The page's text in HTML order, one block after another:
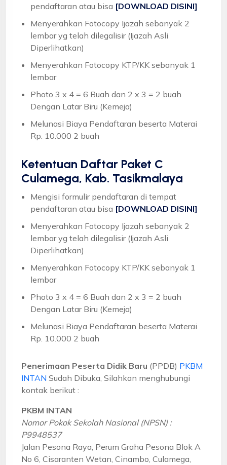
pendaftaran atau bisa [DOWNLOAD DISINI]
Menyerahkan Fotocopy Ijazah sebanyak 2
lembar yg telah dilegalisir (Ijazah Asli
Diperlihatkan)
Menyerahkan Fotocopy KTP/KK sebanyak 1
lembar
Photo 3 x 4 = 6 Buah dan 2 x 3 = 2 buah
Dengan Latar Biru (Kemeja)
Melunasi Biaya Pendaftaran beserta Materai
Rp. 10.000 2 buah
Ketentuan Daftar Paket C
Culamega, Kab. Tasikmalaya
Mengisi formulir pendaftaran di tempat
pendaftaran atau bisa [DOWNLOAD DISINI]
Menyerahkan Fotocopy Ijazah sebanyak 2
lembar yg telah dilegalisir (Ijazah Asli
Diperlihatkan)
Menyerahkan Fotocopy KTP/KK sebanyak 1
lembar
Photo 3 x 4 = 6 Buah dan 2 x 3 = 2 buah
Dengan Latar Biru (Kemeja)
Melunasi Biaya Pendaftaran beserta Materai
Rp. 10.000 2 buah
Penerimaan Peserta Didik Baru (PPDB) PKBM
INTAN Sudah Dibuka, Silahkan menghubungi
kontak berikut :
PKBM INTAN
Nomor Pokok Sekolah Nasional (NPSN) :
P9948537
Jalan Pesona Raya, Perum Graha Pesona Blok A
No 6, Cisaranten Wetan, Cinambo, Culamega,